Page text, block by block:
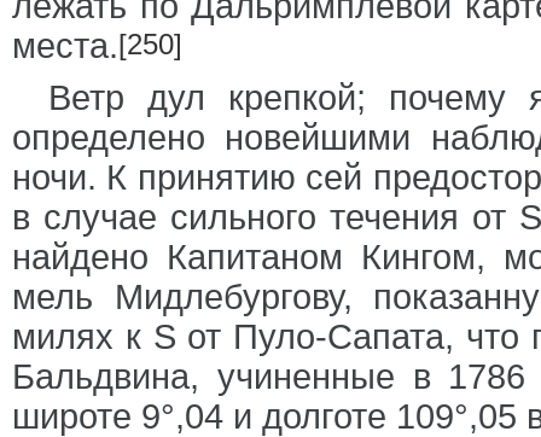
места.[250]
Ветр дул крепкой;
определено новейшими
ночи. К принятию сей
в случае сильного течения от
найдено Капитаном Кингом,
мель Мидлебургову,
милях к S от Пуло-Сапата,
Бальдвина, учиненные в
широте 9°,04 и долготе 109°,05